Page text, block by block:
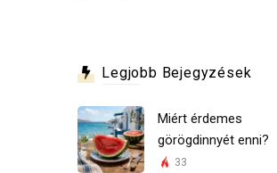
Legjobb Bejegyzések
Miért érdemes
görögdinnyét enni?
33